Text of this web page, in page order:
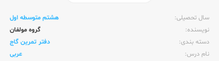
سال تحصیلی:‌
هشتم متوسطه اول
نویسنده:‌
گروه مولفان
دسته بندی:
دفتر تمرین گاج
نام درس:
عربی